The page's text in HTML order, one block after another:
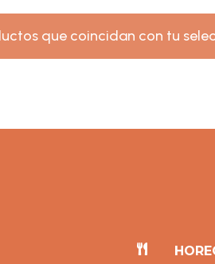
que coincidan con tu
